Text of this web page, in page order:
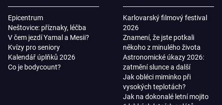
Epicentrum
Neštovice: příznaky, léčba
V čem jezdí Yamal a Mesii?
Kvízy pro seniory
Kalendář úplňků 2026
Co je bodycount?
Karlovarský filmový festival
2026
Znamení, že jste potkali
někoho z minulého života
Astronomické úkazy 2026:
zatmění slunce a další
Jak obléci miminko při
vysokých teplotách?
Jak na dokonalé letní mojito